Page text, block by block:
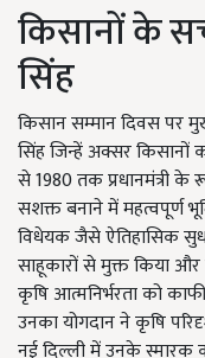
किसानों के
सिंह
किसान सम्मान दिवस पर
सिंह जिन्हें अक्सर किसानों
से 1980 तक प्रधानमंत्री
सशक्त बनाने में महत्वपूर्ण
विधेयक जैसे ऐतिहासिक
साहूकारों से मुक्त किया और
कृषि आत्मनिर्भरता को
उनका योगदान ने कृषि